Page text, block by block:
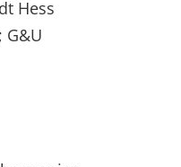
Hess
G&U